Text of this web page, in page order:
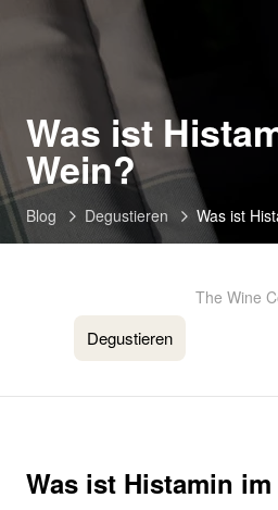
Was ist
Wein?
Blog Degustieren Was ist
Degustieren
The Wine
Was ist Histamin